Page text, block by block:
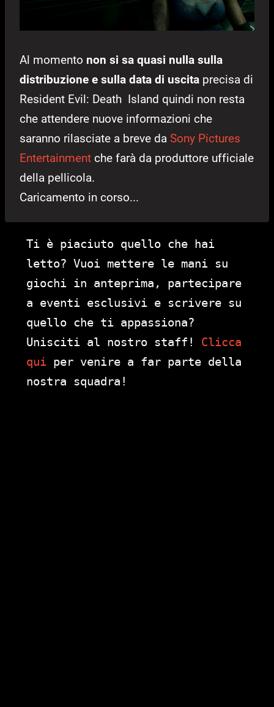
Al momento non si sa quasi nulla sulla
distribuzione e sulla data di uscita precisa di
Resident Evil: Death Island quindi non resta
che attendere nuove informazioni che
saranno rilasciate a breve da Sony Pictures
Entertainment che farà da produttore ufficiale
della pellicola.
Caricamento in corso...
Ti è piaciuto quello che hai
letto? Vuoi mettere le mani su
giochi in anteprima, partecipare
a eventi esclusivi e scrivere su
quello che ti appassiona?
Unisciti al nostro staff! Clicca
qui per venire a far parte della
nostra squadra!